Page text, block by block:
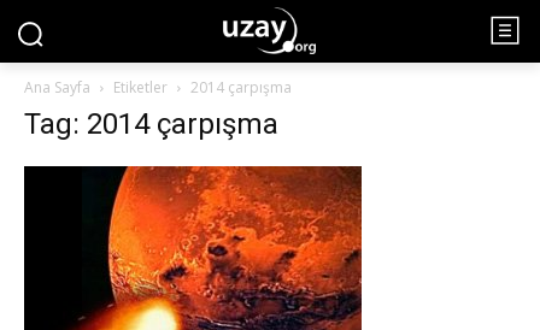
Ana Sayfa Etiketler 2014 çarpışma
Tag: 2014 çarpışma